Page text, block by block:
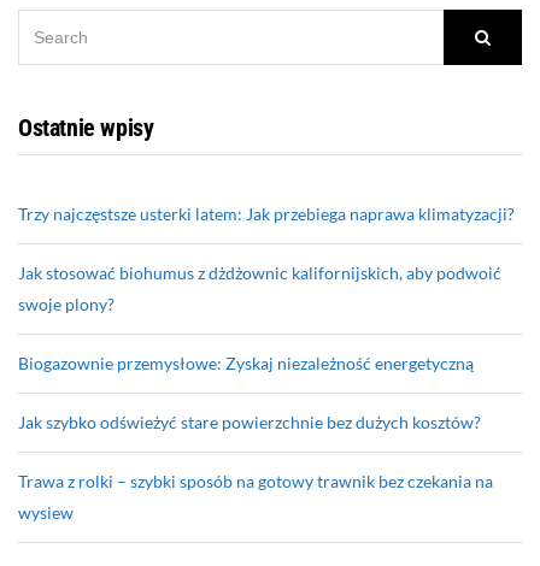
Ostatnie wpisy
Trzy najczęstsze usterki latem: Jak przebiega naprawa klimatyzacji?
Jak stosować biohumus z dżdżownic kalifornijskich, aby podwoić
swoje plony?
Biogazownie przemysłowe: Zyskaj niezależność energetyczną
Jak szybko odświeżyć stare powierzchnie bez dużych kosztów?
Trawa z rolki – szybki sposób na gotowy trawnik bez czekania na
wysiew